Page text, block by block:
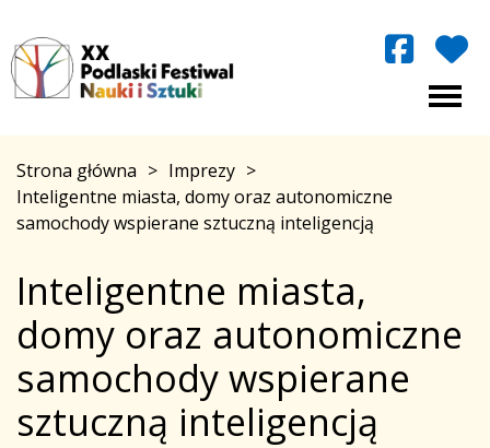
Strona główna > Imprezy >
Inteligentne miasta, domy oraz autonomiczne
samochody wspierane sztuczną inteligencją
Inteligentne miasta,
domy oraz autonomiczne
samochody wspierane
sztuczną inteligencją